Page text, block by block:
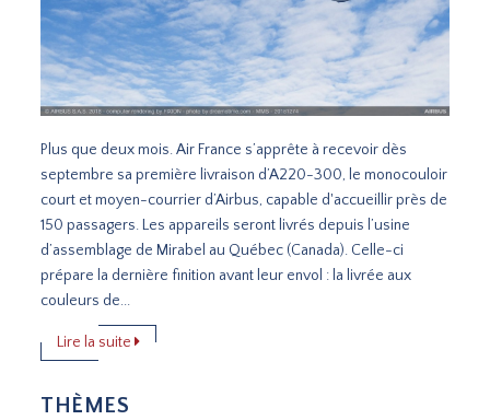
Plus que deux mois. Air France s’apprête à recevoir dès
septembre sa première livraison d’A220-300, le monocouloir
court et moyen-courrier d’Airbus, capable d'accueillir près de
150 passagers. Les appareils seront livrés depuis l’usine
d’assemblage de Mirabel au Québec (Canada). Celle-ci
prépare la dernière finition avant leur envol : la livrée aux
couleurs de...
Lire la suite
THÈMES